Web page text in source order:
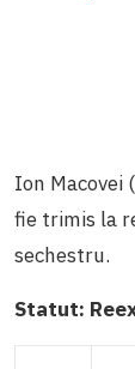
Ion Macovei
fie trimis la
sechestru.
Statut: